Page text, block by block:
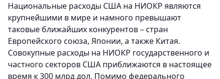
Национальные расходы США на НИОКР являются
крупнейшими в мире и намного превышают
таковые ближайших конкурентов – стран
Европейского союза, Японии, а также Китая.
Совокупные расходы на НИОКР государственного и
частного секторов США приближаются в настоящее
время к 300 млрд дол. Помимо федерального